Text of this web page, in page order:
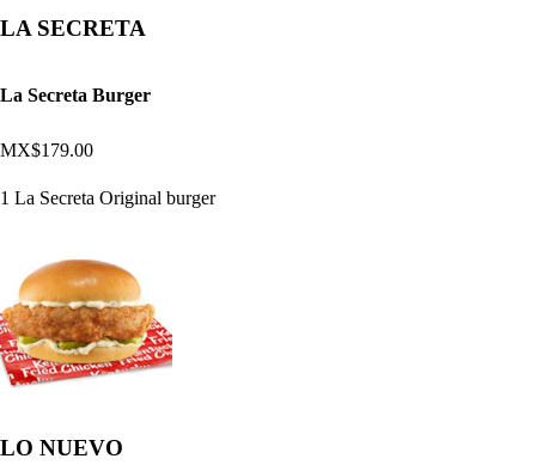
LA SECRETA
La Secreta Burger
MX$179.00
1 La Secreta Original burger
LO NUEVO